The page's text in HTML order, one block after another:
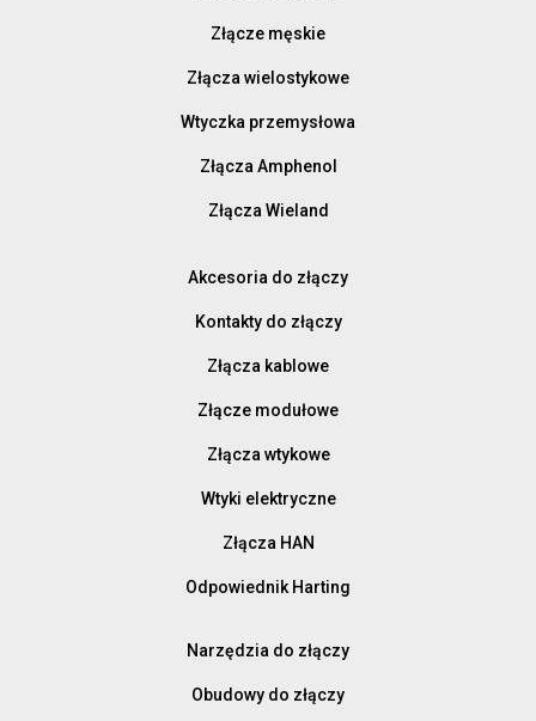
Złącze męskie
Złącza wielostykowe
Wtyczka przemysłowa
Złącza Amphenol
Złącza Wieland
Akcesoria do złączy
Kontakty do złączy
Złącza kablowe
Złącze modułowe
Złącza wtykowe
Wtyki elektryczne
Złącza HAN
Odpowiednik Harting
Narzędzia do złączy
Obudowy do złączy